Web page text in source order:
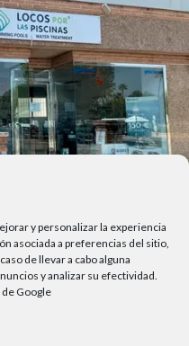
y personalizar la experiencia
asociada a preferencias del sitio,
de llevar a cabo alguna
y analizar su efectividad.
Google